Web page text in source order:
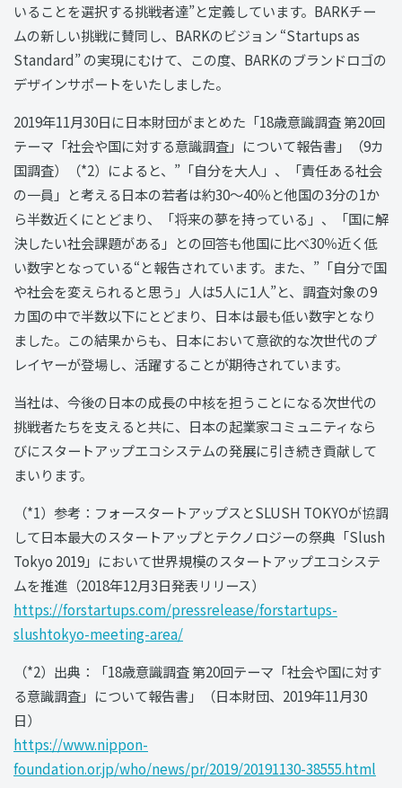
いることを選択する挑戦者達”と定義しています。BARKチー
ムの新しい挑戦に賛同し、BARKのビジョン “Startups as
Standard” の実現にむけて、この度、BARKのブランドロゴの
デザインサポートをいたしました。
2019年11月30日に日本財団がまとめた「18歳意識調査 第20回
テーマ「社会や国に対する意識調査」について報告書」（9カ
国調査）（*2）によると、”「自分を大人」、「責任ある社会
の一員」と考える日本の若者は約30～40％と他国の3分の1か
ら半数近くにとどまり、「将来の夢を持っている」、「国に解
決したい社会課題がある」との回答も他国に比べ30％近く低
い数字となっている“と報告されています。また、”「自分で国
や社会を変えられると思う」人は5人に1人”と、調査対象の9
カ国の中で半数以下にとどまり、日本は最も低い数字となり
ました。この結果からも、日本において意欲的な次世代のプ
レイヤーが登場し、活躍することが期待されています。
当社は、今後の日本の成長の中核を担うことになる次世代の
挑戦者たちを支えると共に、日本の起業家コミュニティなら
びにスタートアップエコシステムの発展に引き続き貢献して
まいります。
（*1）参考：フォースタートアップスとSLUSH TOKYOが協調
して日本最大のスタートアップとテクノロジーの祭典「Slush
Tokyo 2019」において世界規模のスタートアップエコシステ
ムを推進（2018年12月3日発表リリース）
https://forstartups.com/pressrelease/forstartups-
slushtokyo-meeting-area/
（*2）出典：「18歳意識調査 第20回テーマ「社会や国に対す
る意識調査」について報告書」（日本財団、2019年11月30
日）
https://www.nippon-
foundation.or.jp/who/news/pr/2019/20191130-38555.html